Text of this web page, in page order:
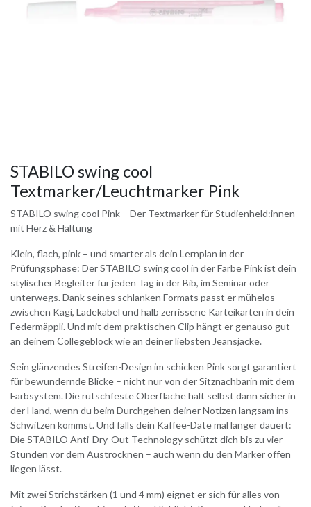
STABILO swing cool
Textmarker/Leuchtmarker Pink
STABILO swing cool Pink – Der Textmarker für Studienheld:innen
mit Herz & Haltung
Klein, flach, pink – und smarter als dein Lernplan in der
Prüfungsphase: Der STABILO swing cool in der Farbe Pink ist dein
stylischer Begleiter für jeden Tag in der Bib, im Seminar oder
unterwegs. Dank seines schlanken Formats passt er mühelos
zwischen Kägi, Ladekabel und halb zerrissene Karteikarten in dein
Federmäppli. Und mit dem praktischen Clip hängt er genauso gut
an deinem Collegeblock wie an deiner liebsten Jeansjacke.
Sein glänzendes Streifen-Design im schicken Pink sorgt garantiert
für bewundernde Blicke – nicht nur von der Sitznachbarin mit dem
Farbsystem. Die rutschfeste Oberfläche hält selbst dann sicher in
der Hand, wenn du beim Durchgehen deiner Notizen langsam ins
Schwitzen kommst. Und falls dein Kaffee-Date mal länger dauert:
Die STABILO Anti-Dry-Out Technology schützt dich bis zu vier
Stunden vor dem Austrocknen – auch wenn du den Marker offen
liegen lässt.
Mit zwei Strichstärken (1 und 4 mm) eignet er sich für alles von